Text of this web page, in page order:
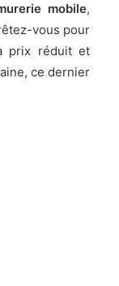
mobile,
vous pour
prix réduit et
ce dernier